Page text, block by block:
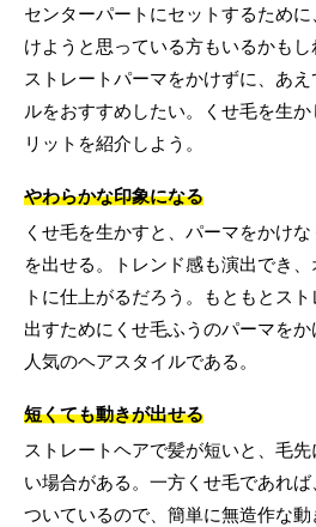
センターパートにセットするため
けようと思っている方もいるかも
ストレートパーマをかけずに、あ
ルをおすすめしたい。くせ毛を生
リットを紹介しよう。
やわらかな印象になる
くせ毛を生かすと、パーマをかけ
を出せる。トレンド感も演出でき
トに仕上がるだろう。もともとス
出すためにくせ毛ふうのパーマをか
人気のヘアスタイルである。
短くても動きが出せる
ストレートヘアで髪が短いと、毛
い場合がある。一方くせ毛であれ
ついているので、簡単に無造作な動